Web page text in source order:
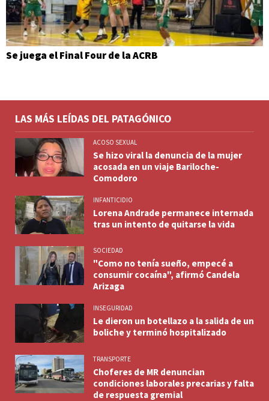
Se juega el Final Four de la ACRB
LAS MÁS LEÍDAS DEL PATAGÓNICO
ACOSO SEXUAL
Se hizo viral la denuncia de la mujer
acosada en un viaje Bariloche-
Comodoro
INFANTICIDIO
Lorena Andrade permanece internada
tras un intento de quitarse la vida
SOCIEDAD
"Como no tenía sueño, empecé a
consumir cocaína", afirmó Candela
Arizaga
INSEGURIDAD
Le dieron un botellazo a la salida de un
boliche y terminó hospitalizado
TRANSPORTE
Choferes de MR denuncian
condiciones laborales precarias y falta
de respuesta gremial